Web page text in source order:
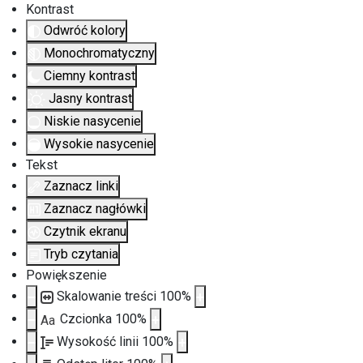
Kontrast
Odwróć kolory
Monochromatyczny
Ciemny kontrast
Jasny kontrast
Niskie nasycenie
Wysokie nasycenie
Tekst
Zaznacz linki
Zaznacz nagłówki
Czytnik ekranu
Tryb czytania
Powiększenie
Skalowanie treści 100%
Aa Czcionka 100%
Wysokość linii 100%